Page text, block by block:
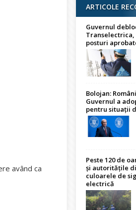
având ca
ARTICOLE
Guvernul
Transelectrica,
posturi
Bolojan:
Guvernul a
pentru situații
Peste 120 de
și autoritățile
culoarele de
electrică